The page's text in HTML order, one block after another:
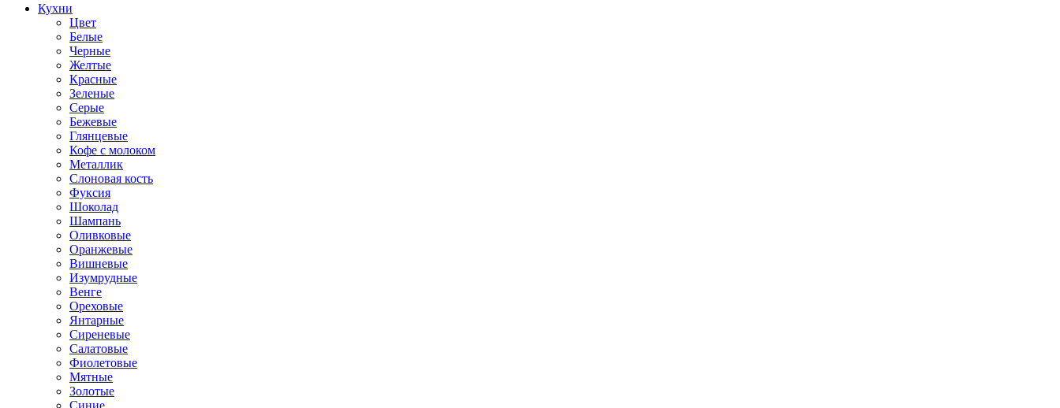
Кухни
Цвет
Белые
Черные
Желтые
Красные
Зеленые
Серые
Бежевые
Глянцевые
Кофе с молоком
Металлик
Слоновая кость
Фуксия
Шоколад
Шампань
Оливковые
Оранжевые
Вишневые
Изумрудные
Венге
Ореховые
Янтарные
Сиреневые
Салатовые
Фиолетовые
Мятные
Золотые
Синие